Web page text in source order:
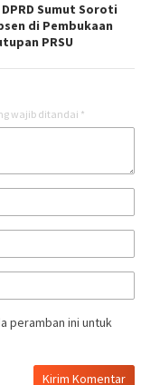
Sumut Soroti
di Pembukaan
PRSU
wajib ditandai *
peramban ini untuk